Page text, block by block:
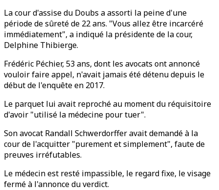
La cour d'assise du Doubs a assorti la peine d'une
période de sûreté de 22 ans. "Vous allez être incarcéré
immédiatement", a indiqué la présidente de la cour,
Delphine Thibierge.
Frédéric Péchier, 53 ans, dont les avocats ont annoncé
vouloir faire appel, n'avait jamais été détenu depuis le
début de l'enquête en 2017.
Le parquet lui avait reproché au moment du réquisitoire
d'avoir "utilisé la médecine pour tuer".
Son avocat Randall Schwerdorffer avait demandé à la
cour de l'acquitter "purement et simplement", faute de
preuves irréfutables.
Le médecin est resté impassible, le regard fixe, le visage
fermé à l'annonce du verdict.